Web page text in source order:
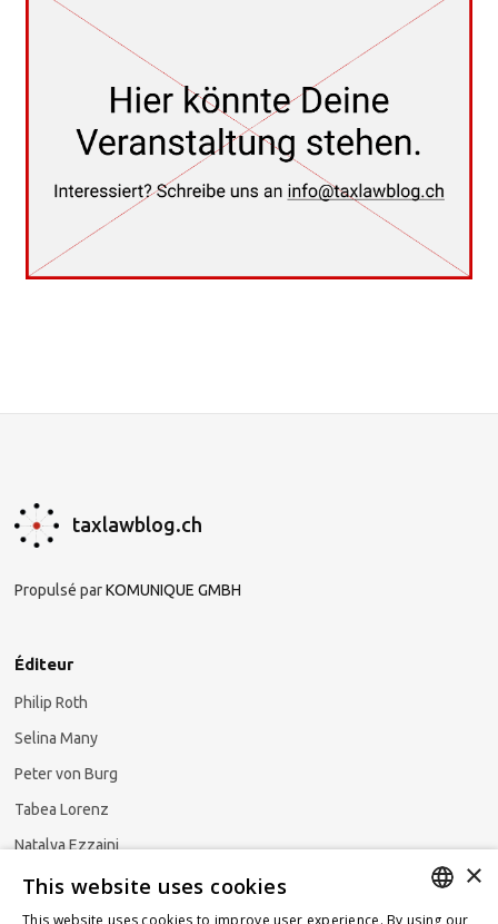
taxlawblog.ch
Propulsé parKOMUNIQUE GMBH
Éditeur
Philip Roth
Selina Many
Peter von Burg
Tabea Lorenz
Natalya Ezzaini
×
This website uses cookies
This website uses cookies to improve user experience. By using our